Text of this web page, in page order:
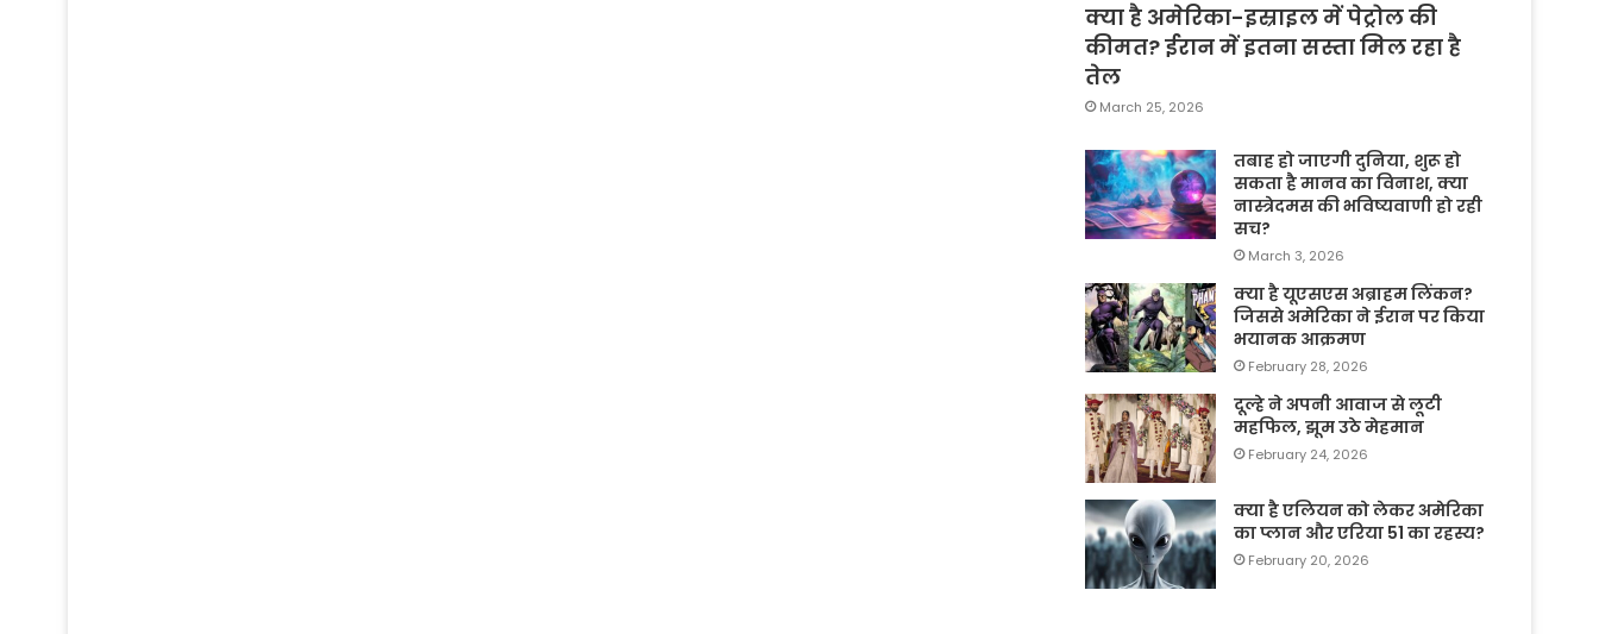
क्या है अमेरिका-इस्राइल में पेट्रोल की
कीमत? ईरान में इतना सस्ता मिल रहा है
तेल
March 25, 2026
तबाह हो जाएगी दुनिया, शुरू हो
सकता है मानव का विनाश, क्या
नास्त्रेदमस की भविष्यवाणी हो रही
सच?
March 3, 2026
क्या है यूएसएस अब्राहम लिंकन?
जिससे अमेरिका ने ईरान पर किया
भयानक आक्रमण
February 28, 2026
दूल्हे ने अपनी आवाज से लूटी
महफिल, झूम उठे मेहमान
February 24, 2026
क्या है एलियन को लेकर अमेरिका
का प्लान और एरिया 51 का रहस्य?
February 20, 2026